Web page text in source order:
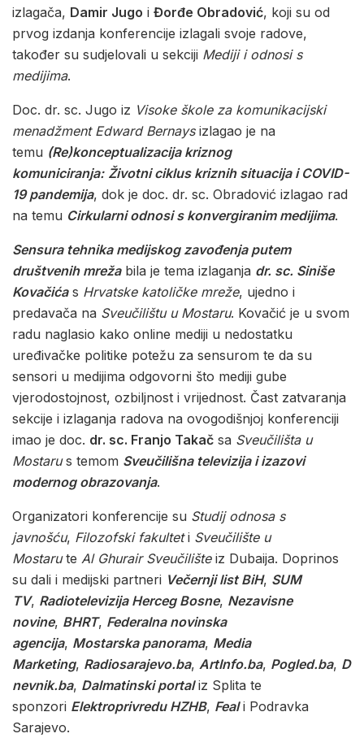
izlagača, Damir Jugo i Đorđe Obradović, koji su od
prvog izdanja konferencije izlagali svoje radove,
također su sudjelovali u sekciji Mediji i odnosi s
medijima.
Doc. dr. sc. Jugo iz Visoke škole za komunikacijski
menadžment Edward Bernaysizlagao je na
temu (Re)konceptualizacija kriznog
komuniciranja: Životni ciklus kriznih situacija i COVID-
19 pandemija, dok je doc. dr. sc. Obradović izlagao rad
na temu Cirkularni odnosi s konvergiranim medijima.
Sensura tehnika medijskog zavođenja putem
društvenih mrežabila je tema izlaganja dr. sc. Siniše
Kovačićas Hrvatske katoličke mreže, ujedno i
predavača na Sveučilištu u Mostaru. Kovačić je u svom
radu naglasio kako online mediji u nedostatku
uređivačke politike potežu za sensurom te da su
sensori u medijima odgovorni što mediji gube
vjerodostojnost, ozbiljnost i vrijednost. Čast zatvaranja
sekcije i izlaganja radova na ovogodišnjoj konferenciji
imao je doc. dr. sc. Franjo Takač sa Sveučilišta u
Mostarus temom Sveučilišna televizija i izazovi
modernog obrazovanja.
Organizatori konferencije su Studij odnosa s
javnošću, Filozofski fakulteti Sveučilište u
Mostarute Al Ghurair Sveučilišteiz Dubaija. Doprinos
su dali i medijski partneri Večernji list BiH, SUM
TV, Radiotelevizija Herceg Bosne, Nezavisne
novine, BHRT, Federalna novinska
agencija, Mostarska panorama, Media
Marketing, Radiosarajevo.ba, ArtInfo.ba, Pogled.ba, D
nevnik.ba, Dalmatinski portaliz Splita te
sponzori Elektroprivredu HZHB, Feali Podravka
Sarajevo.